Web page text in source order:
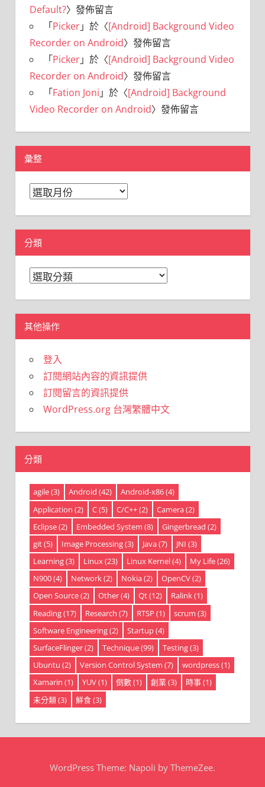
Default?〉發佈留言
「Picker」於〈[Android] Background Video
Recorder on Android〉發佈留言
「Picker」於〈[Android] Background Video
Recorder on Android〉發佈留言
「Fation Joni 」於〈[Android] Background
Video Recorder on Android〉發佈留言
彙整
彙
分類
分
其他操作
登入
訂閱網站內容的資訊提供
訂閱留言的資訊提供
WordPress.org 台灣繁體中文
分類
agile(3) Android (42) Android-x86(4)
Application (2) C(5) C/C++(2) Camera(2)
Eclipse(2) Embedded System (8) Gingerbread (2)
git(5) Image Processing(3) Java(7) JNI (3)
Learning(3) Linux(23) Linux Kernel(4) My Life(26)
N900(4) Network(2) Nokia(2) OpenCV(2)
Open Source(2) Other(4) Qt(12) Ralink(1)
Reading(17) Research (7) RTSP (1) scrum (3)
Software Engineering(2) Startup(4)
SurfaceFlinger(2) Technique(99) Testing(3)
Ubuntu (2) Version Control System (7) wordpress(1)
Xamarin (1) YUV(1) 倒數(1) 創業(3) 時事(1)
未分類(3) 鮮食(3)
WordPress Theme: Napoli by ThemeZee.